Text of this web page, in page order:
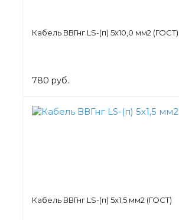
Кабель ВВГнг LS-(п) 5х10,0 мм2 (ГОСТ)
780 руб.
Кабель ВВГнг LS-(п) 5х1,5 мм2 (ГОСТ)